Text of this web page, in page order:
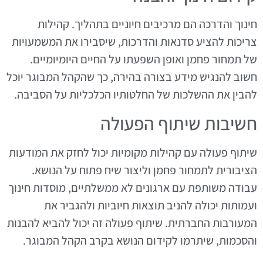
חינוך והדרכה הם מרכיבים חיוניים בתהליך. קהילות
צריכות להציע סדנאות והדרכות, שיסבירו את המשמעויות
של תמחור פחמן ואופן השפעתו על החיים היומיומיים.
חשוב להנגיש מידע בצורה בהירה, כך שהקהל המבוגר יוכל
להבין את ההשלכות של החלטותיו הכלכליות על הסביבה.
חשיבות שיתוף הפעולה
שיתוף פעולה עם קהילות מקומיות יכול לחזק את המודעות
הציבורית לתמחור פחמן וליצור שיח פתוח על הנושא.
עבודה משותפת עם ארגונים לא ממשלתיים, מוסדות חינוך
ועמותות יכולה להניב תוצאות חיוביות ולהגביר את
המעורבות החברתית. שיתוף פעולה זה יכול להביא להבנות
והסכמות, שיתרמו לקידום הנושא בקרב הקהל המבוגר.